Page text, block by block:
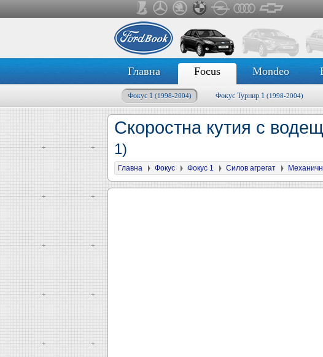
Главна Focus Mondeo
Фокус 1 (1998-2004) Фокус Турнир 1 (1998-2004)
Скоростна кутия с
1)
Главна Фокус Фокус 1 Силов агрегат